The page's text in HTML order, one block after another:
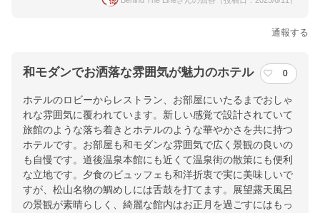
通報する
和モダンでお洒落な雰囲気が魅力のホテル 0
ホテルのロビーからレストラン、お部屋にいたるまでおしゃ
れな雰囲気に覆われています。新しい感覚で設計されていて
旅館のような落ち着きとホテルのような華やかさを共に持つ
ホテルです。お部屋も和モダンな雰囲気で広く景観の良いの
も自慢です。道後温泉本館にも近くて温泉街の散策にも便利
な立地です。夕食のビュッフェも和洋折衷で実に美味しいで
すが、松山名物の鯛めしには舌鼓を打てます。展望露天風呂
の景観が素晴らしく、綺麗な館内はお正月を過ごすにはもっ